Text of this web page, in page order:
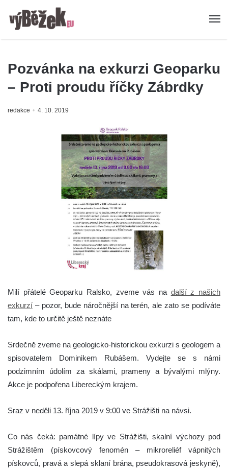
Pozvánka na exkurzi Geoparku
– Proti proudu říčky Zábrdky
redakce 4. 10. 2019
Milí přátelé Geoparku Ralsko, zveme vás na další z našich
exkurzí – pozor, bude náročnější na terén, ale zato se podíváte
tam, kde to určitě ještě neznáte
Srdečně zveme na geologicko-historickou exkurzi s geologem a
spisovatelem Dominikem Rubášem. Vydejte se s námi
podzimním údolím za skálami, prameny a bývalými mlýny.
Akce je podpořena Libereckým krajem.
Sraz v neděli 13. října 2019 v 9:00 ve Strážišti na návsi.
Co nás čeká: památné lípy ve Strážišti, skalní výchozy pod
Strážištěm (pískovcový fenomén – mikroreliéf vápnitých
pískovců, pravá a slepá sklaní brána, pseudokrasová jeskyně),